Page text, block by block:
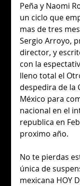
Peña y Naomi
un ciclo que
mas de tres
Sergio Arroyo,
director, y
con la
lleno total el
despedira de la
México para
nacional en el
republica en
proximo año.
No te pierdas
única de
mexicana HOY